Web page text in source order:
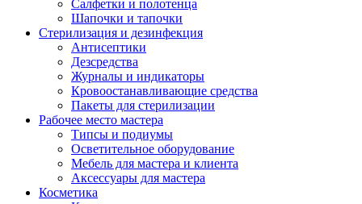
Салфетки и полотенца
Шапочки и тапочки
Стерилизация и дезинфекция
Антисептики
Дезсредства
Журналы и индикаторы
Кровоостанавливающие средства
Пакеты для стерилизации
Рабочее место мастера
Типсы и подиумы
Осветительное оборудование
Мебель для мастера и клиента
Аксессуары для мастера
Косметика